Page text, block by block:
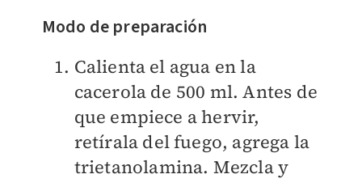
Modo de preparación
Calienta el agua en la
cacerola de 500 ml. Antes de
que empiece a hervir,
retírala del fuego, agrega la
trietanolamina. Mezcla y